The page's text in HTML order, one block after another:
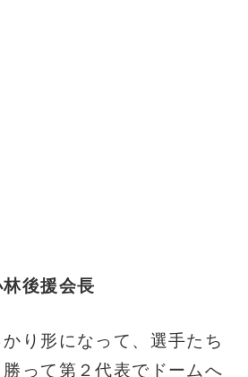
後援会長
り形になって、選手たち
って第２代表でドームへ